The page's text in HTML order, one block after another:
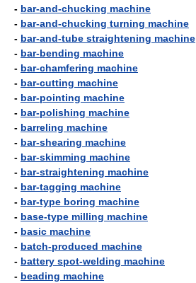
- bar-and-chucking machine
- bar-and-chucking turning machine
- bar-and-tube straightening machine
- bar-bending machine
- bar-chamfering machine
- bar-cutting machine
- bar-pointing machine
- bar-polishing machine
- barreling machine
- bar-shearing machine
- bar-skimming machine
- bar-straightening machine
- bar-tagging machine
- bar-type boring machine
- base-type milling machine
- basic machine
- batch-produced machine
- battery spot-welding machine
- beading machine